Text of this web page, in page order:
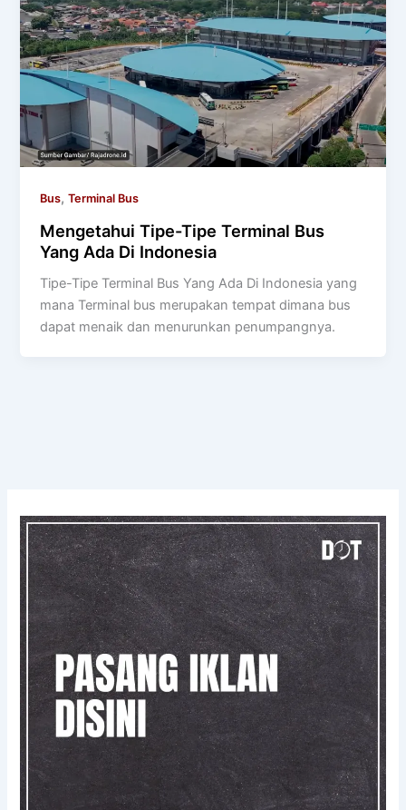
Bus,Terminal Bus
Mengetahui Tipe-Tipe Terminal Bus
Yang Ada Di Indonesia
Tipe-Tipe Terminal Bus Yang Ada Di Indonesia yang
mana Terminal bus merupakan tempat dimana bus
dapat menaik dan menurunkan penumpangnya.